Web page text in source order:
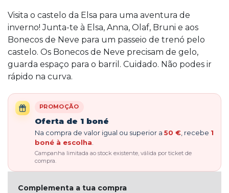
Visita o castelo da Elsa para uma aventura de
inverno! Junta-te à Elsa, Anna, Olaf, Bruni e aos
Bonecos de Neve para um passeio de trenó pelo
castelo. Os Bonecos de Neve precisam de gelo,
guarda espaço para o barril. Cuidado. Não podes ir
rápido na curva.
PROMOÇÃO
Oferta de 1 boné
Na compra de valor igual ou superior a 50 € , recebe 1
boné à escolha
Campanha limitada ao stock existente, válida por ticket de
compra.
Complementa a tua compra